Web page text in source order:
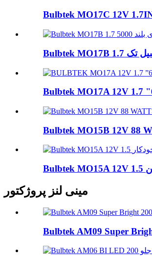
Bulbtek MO15B 12V 88
مینی لنز پروژکتور
Bulbtek AM09 Super